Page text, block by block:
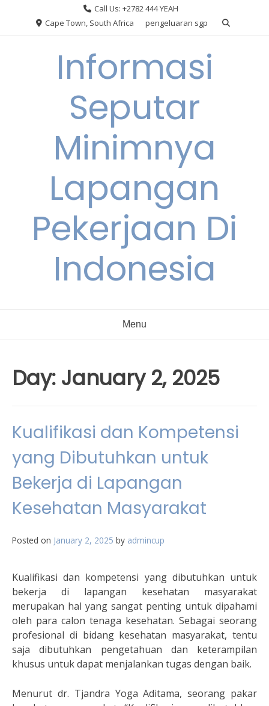
Call Us: +2782 444 YEAH
Cape Town, South Africa
pengeluaran sgp
Informasi
Seputar
Minimnya
Lapangan
Pekerjaan Di
Indonesia
Menu
Day: January 2, 2025
Kualifikasi dan Kompetensi
yang Dibutuhkan untuk
Bekerja di Lapangan
Kesehatan Masyarakat
Posted on January 2, 2025 by admincup
Kualifikasi dan kompetensi yang dibutuhkan untuk
bekerja di lapangan kesehatan masyarakat
merupakan hal yang sangat penting untuk dipahami
oleh para calon tenaga kesehatan. Sebagai seorang
profesional di bidang kesehatan masyarakat, tentu
saja dibutuhkan pengetahuan dan keterampilan
khusus untuk dapat menjalankan tugas dengan baik.
Menurut dr. Tjandra Yoga Aditama, seorang pakar